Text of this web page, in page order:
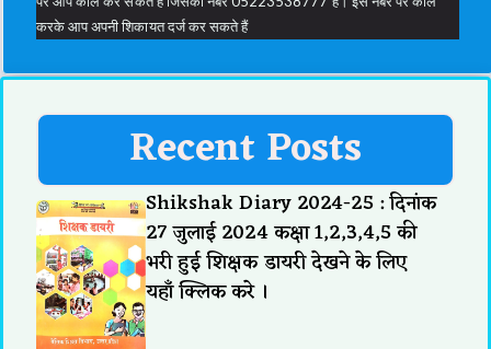
करके आप अपनी शिकायत दर्ज कर सकते हैं
Recent Posts
Shikshak Diary 2024-25 : दिनांक
27 जुलाई 2024 कक्षा 1,2,3,4,5 की
भरी हुई शिक्षक डायरी देखने के लिए
यहाँ क्लिक करे ।